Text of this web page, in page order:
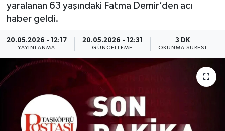
yaralanan 63 yaşındaki Fatma Demir’den acı
haber geldi.
20.05.2026 - 12:17
YAYINLANMA
20.05.2026 - 12:31
GÜNCELLEME
3 DK
OKUNMA SÜRESI
Çatalzeytin Haberleri
Cide Haberleri
Daday Haberleri
Devrekani Haberleri
Doğanyurt Haberleri